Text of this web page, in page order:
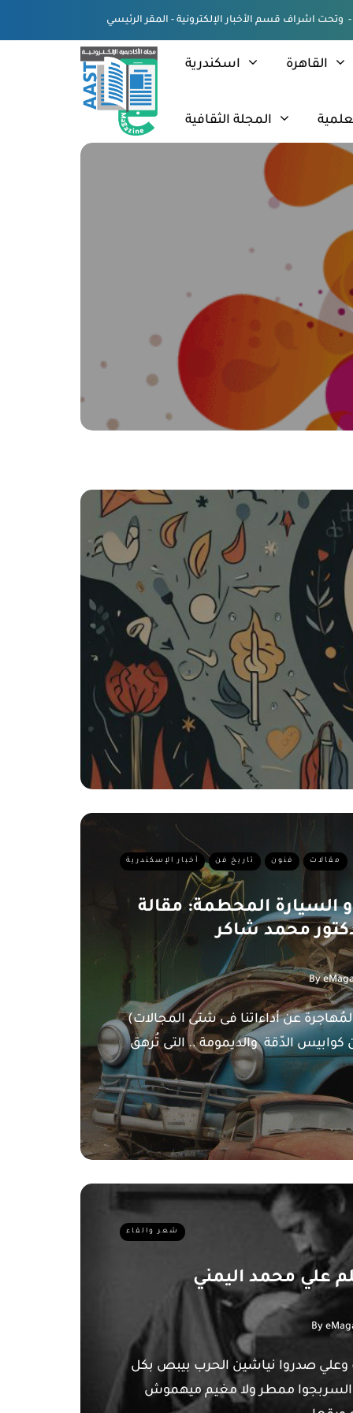
اسكندرية القاهرة
المجلة الثقافية
أخبار الإسكندرية تاريخ فن فنون مقالات
السيارة المحطمة: مقالة
محمد شاكر
By
عن أداءاتنا فى شتى المجالات)
كوابيس الدّقة والديمومة .. التى تُرهق
شعر والقاء
علي محمد اليمني
By
صدروا نياشين الحرب بيبص بكل
ممطر ولا مغيم ميهموش